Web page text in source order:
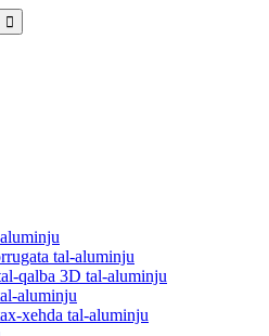
tal-aluminju
qalba 3D tal-aluminju
aluminju
xehda tal-aluminju